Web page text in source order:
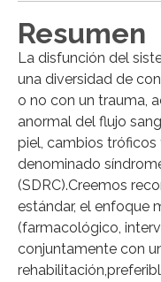
Resumen
La disfunción del
una diversidad de
o no con un trauma,
anormal del flujo
piel, cambios
denominado
(SDRC).Creemos
estándar, el enfoque
(farmacológico,
conjuntamente con